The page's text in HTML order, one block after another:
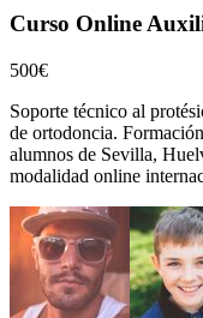
Curso Online
500€
Soporte técnico al
de ortodoncia.
alumnos de Sevilla,
modalidad online